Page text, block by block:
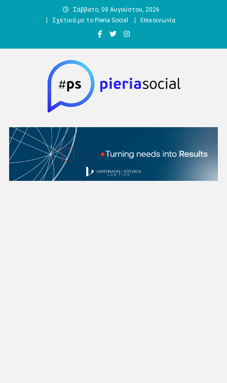
Σάββατο, 08 Αυγούστου, 2026
Σχετικά με το Pieria Social
Επικοινωνία
Pieria Social